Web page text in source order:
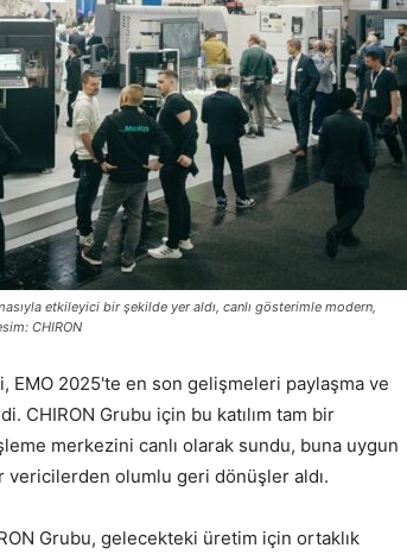
etkileyici bir şekilde yer aldı, canlı gösterimle modern,
CHIRON
EMO 2025'te en son gelişmeleri paylaşma ve
CHIRON Grubu için bu katılım tam bir
merkezini canlı olarak sundu, buna uygun
olumlu geri dönüşler aldı.
Grubu, gelecekteki üretim için ortaklık